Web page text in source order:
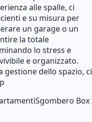
alle spalle, ci
e su misura per
un garage o un
la totale
lo stress e
e organizzato.
gestione dello spazio, ci
Sgombero Box